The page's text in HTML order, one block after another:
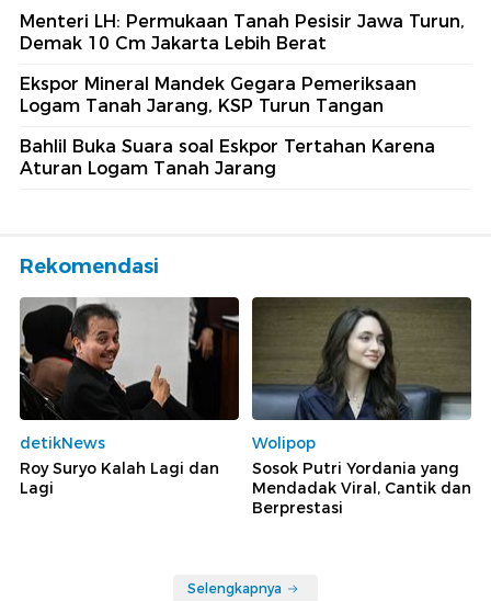
Menteri LH: Permukaan Tanah Pesisir Jawa Turun,
Demak 10 Cm Jakarta Lebih Berat
Ekspor Mineral Mandek Gegara Pemeriksaan
Logam Tanah Jarang, KSP Turun Tangan
Bahlil Buka Suara soal Eskpor Tertahan Karena
Aturan Logam Tanah Jarang
Rekomendasi
detikNews
Roy Suryo Kalah Lagi dan
Lagi
Wolipop
Sosok Putri Yordania yang
Mendadak Viral, Cantik dan
Berprestasi
Selengkapnya